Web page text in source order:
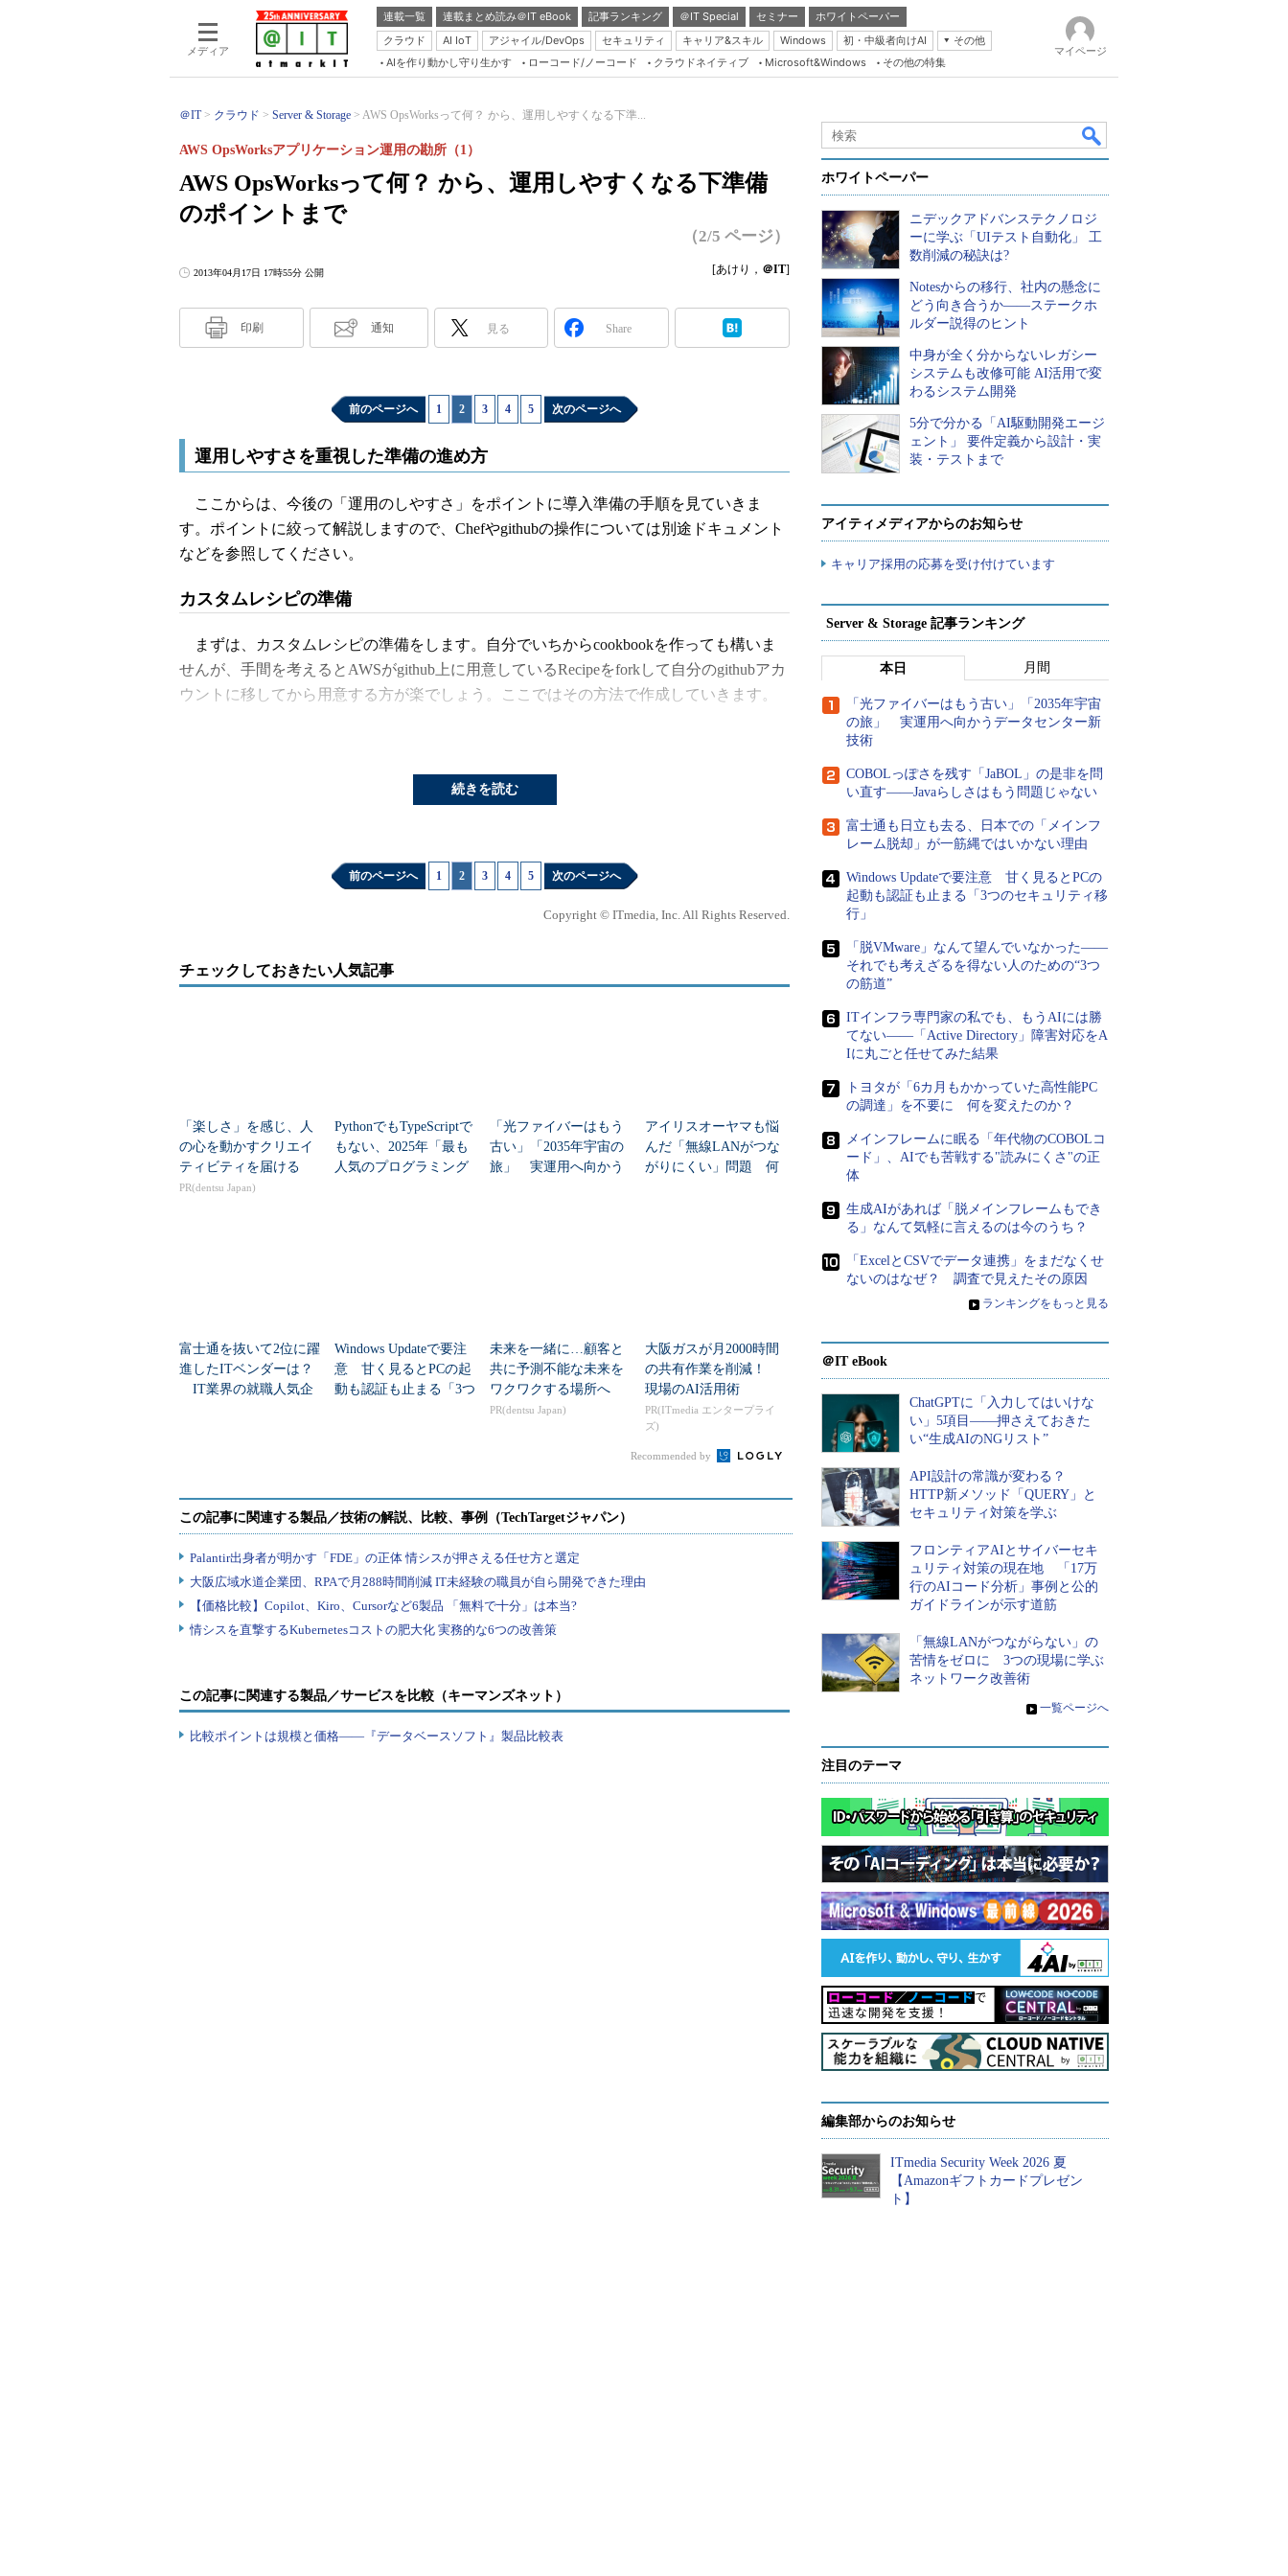
メディア
連載一覧 連載まとめ読み＠IT eBook 記事ランキング ＠IT Special セミナー
ホワイトペーパー
クラウド
AI IoT アジャイル/DevOps セキュリティ キャリア&スキル Windows 初・中級者向けAI
その他
Server & Storage
Java Agile
Database Expert
Master of IP Network
Security & Trust
Test & Tools
AIを作り動かし守り生かす ローコード/ノーコード クラウドネイティブ Microsoft&Windows その他の特集
マイページ
＠IT クラウド Server & Storage AWS OpsWorksって何？ から、運用しやすくなる下準...
AWS OpsWorksって何？ から、運用しやすくなる下準備
のポイントまで
AWS OpsWorksアプリケーション運用の勘所（1）
（2/5 ページ）
2013年04月17日 17時55分 公開 [あけり， ＠IT]
印刷 通知 見る Share
前のページへ 1 2 3 4 5 次のページへ
運用しやすさを重視した準備の進め方
ここからは、今後の「運用のしやすさ」をポイントに導入準備の手順を見ていきま
す。ポイントに絞って解説しますので、Chefやgithubの操作については別途ドキュメント
などを参照してください。
カスタムレシピの準備
まずは、カスタムレシピの準備をします。自分でいちからcookbookを作っても構いま
せんが、手間を考えるとAWSがgithub上に用意しているRecipeをforkして自分のgithubアカ
ウントに移してから用意する方が楽でしょう。ここではその方法で作成していきます。
自分のリポジトリにforkしたら、まずはアプリケーションごとにbranchを切っておくと
利用時はstackにCustom chef recipeを設定しておくと良いでしょう。設定は、Layerの設
レシピのオーバーライドはできないようで、built in recipeと同じ名前だと実行されませ
んので注意が必要です。
込むようなものはスケーリング時に問題になるので「やめとけ」って話なんでしょう
が、オープンソースのさまざまなアプリケーションの中にはローカルにファイルを書き
出すものが結構あります。
current/htmlとcurrent/dataの2つとその配下のディレクトリに対してdeploy:apache 0775にす
るrecipeを書きます。筆者は残念ながらchefにはあまり詳しくないので、再帰的にディレ
クトリの情報を書き換える方法が見つからず、今回はスクリプトを使った方法で実施し
ました。下記Rubyのコードでは、単純に2つのディレクトリに対してchownとchmodを実
# Cookbook Name:: deploy
#
node[:deploy].each do |application, deploy|
Chef:: Log.debug ("Skipping deploy::php application #{application} as it is not an
PHP app")
Chef::Log.info("tottokug-Log permission change ")
    interpreter
"bash"
    cwd deploy
[:deploy_to
続きを読む
前のページへ 1 2 3 4 5 次のページへ
Copyright © ITmedia, Inc. All Rights Reserved.
チェックしておきたい人気記事
「楽しさ」を感じ、人
の心を動かすクリエイ
ティビティを届ける
PR(dentsu Japan)
PythonでもTypeScriptで
もない、2025年「最も
人気のプログラミング
「光ファイバーはもう
古い」「2035年宇宙の
旅」 実運用へ向かう
アイリスオーヤマも悩
んだ「無線LANがつな
がりにくい」問題 何
富士通を抜いて2位に躍
進したITベンダーは？
IT業界の就職人気企
Windows Updateで要注
意 甘く見るとPCの起
動も認証も止まる「3つ
未来を一緒に…顧客と
共に予測不能な未来を
ワクワクする場所へ
PR(dentsu Japan)
大阪ガスが月2000時間
の共有作業を削減！
現場のAI活用術
PR(ITmedia エンタープライ
ズ)
Recommended by
この記事に関連する製品／サービスを比較（キーマンズネット）
比較ポイントは規模と価格――『データベースソフト』製品比較表
ホワイトペーパー
ニデックアドバンステクノロジ
ーに学ぶ「UIテスト自動化」 工
数削減の秘訣は?
Notesからの移行、社内の懸念に
どう向き合うか――ステークホ
ルダー説得のヒント
中身が全く分からないレガシー
システムも改修可能 AI活用で変
わるシステム開発
5分で分かる「AI駆動開発エージ
ェント」 要件定義から設計・実
装・テストまで
アイティメディアからのお知らせ
キャリア採用の応募を受け付けています
Server & Storage 記事ランキング
本日 月間
「光ファイバーはもう古い」「2035年宇宙
の旅」 実運用へ向かうデータセンター新
技術
COBOLっぽさを残す「JaBOL」の是非を問
い直す――Javaらしさはもう問題じゃない
富士通も日立も去る、日本での「メインフ
レーム脱却」が一筋縄ではいかない理由
Windows Updateで要注意 甘く見るとPCの
起動も認証も止まる「3つのセキュリティ移
行」
「脱VMware」なんて望んでいなかった――
それでも考えざるを得ない人のための“3つ
の筋道”
ITインフラ専門家の私でも、もうAIには勝
てない――「Active Directory」障害対応をA
Iに丸ごと任せてみた結果
トヨタが「6カ月もかかっていた高性能PC
の調達」を不要に 何を変えたのか？
メインフレームに眠る「年代物のCOBOLコ
ード」、AIでも苦戦する"読みにくさ"の正
体
生成AIがあれば「脱メインフレームもでき
る」なんて気軽に言えるのは今のうち？
「ExcelとCSVでデータ連携」をまだなくせ
ないのはなぜ？ 調査で見えたその原因
» ランキングをもっと見る
＠IT eBook
ChatGPTに「入力してはいけな
い」5項目――押さえておきた
い“生成AIのNGリスト”
API設計の常識が変わる？
HTTP新メソッド「QUERY」と
セキュリティ対策を学ぶ
フロンティアAIとサイバーセキ
ュリティ対策の現在地 「17万
行のAIコード分析」事例と公的
ガイドラインが示す道筋
「無線LANがつながらない」の
苦情をゼロに 3つの現場に学ぶ
ネットワーク改善術
» 一覧ページへ
注目のテーマ
編集部からのお知らせ
ITmedia Security Week 2026 夏
【Amazonギフトカードプレゼン
ト】